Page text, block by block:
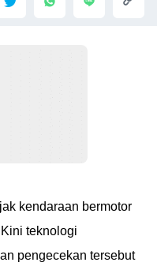
kendaraan bermotor
teknologi
pengecekan tersebut